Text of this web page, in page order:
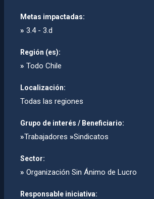
Metas impactadas:
» 3.4 - 3.d
Región (es):
» Todo Chile
Localización:
Todas las regiones
Grupo de interés / Beneficiario:
»Trabajadores »Sindicatos
Sector:
» Organización Sin Ánimo de Lucro
Responsable iniciativa: